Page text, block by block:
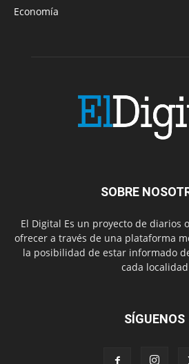
Economía
SOBRE
El Digital Es un proyecto de diarios
ofrecer a través de una plataforma
la posibilidad de estar informado
cada localidad
SÍGUENOS